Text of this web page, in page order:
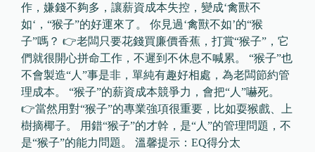
作，嫌錢不夠多，讓薪資成本失控，變成‘禽獸不
如‘，“猴子”的好運來了。 你見過‘禽獸不如’的“猴
子”嗎？ 👉老闆只要花錢買廉價香蕉，打賞“猴子”，它
們就很開心拼命工作，不遲到不休息不喊累。 “猴子”也
不會製造“人”事是非，單純有趣好相處，為老闆節約管
理成本。 “猴子”的薪資成本競爭力，會把“人”嚇死。
👉當然用對“猴子”的專業強項很重要，比如耍猴戲、上
樹摘椰子。 用錯“猴子”的才幹，是“人”的管理問題，不
是“猴子”的能力問題。 溫馨提示：EQ得分太